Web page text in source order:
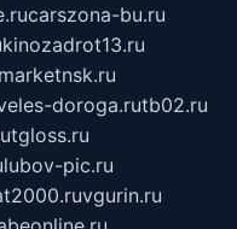
carszona-bu.ru
kinozadrot13.ru
doroga.rutb02.ru
lubov-pic.ru
vgurin.ru